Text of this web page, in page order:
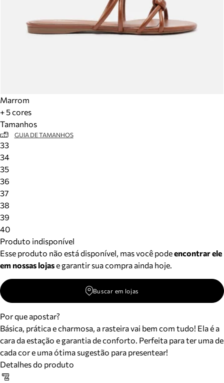
Marrom
+ 5 cores
Tamanhos
GUIA DE TAMANHOS
33
34
35
36
37
38
39
40
Produto indisponível
Esse produto não está disponível, mas você podeencontrar ele
em nossas lojase garantir sua compra ainda hoje.
Buscar em lojas
Por que apostar?
Básica, prática e charmosa, a rasteira vai bem com tudo! Ela é a
cara da estação e garantia de conforto. Perfeita para ter uma de
cada cor e uma ótima sugestão para presentear!
Detalhes do produto